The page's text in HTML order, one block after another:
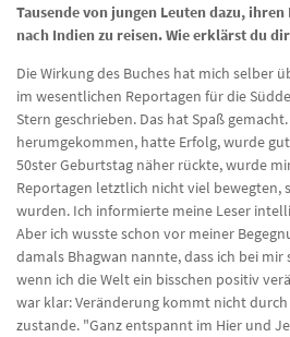
Tausende von jungen Leuten dazu,
nach Indien zu reisen. Wie erklärst du
Die Wirkung des Buches hat mich selber
im wesentlichen Reportagen für die
Stern geschrieben. Das hat Spaß
herumgekommen, hatte Erfolg, wurde
50ster Geburtstag näher rückte, wurde
Reportagen letztlich nicht viel bewegten,
wurden. Ich informierte meine Leser
Aber ich wusste schon vor meiner
damals Bhagwan nannte, dass ich bei
wenn ich die Welt ein bisschen positiv
war klar: Veränderung kommt nicht
zustande. "Ganz entspannt im Hier und